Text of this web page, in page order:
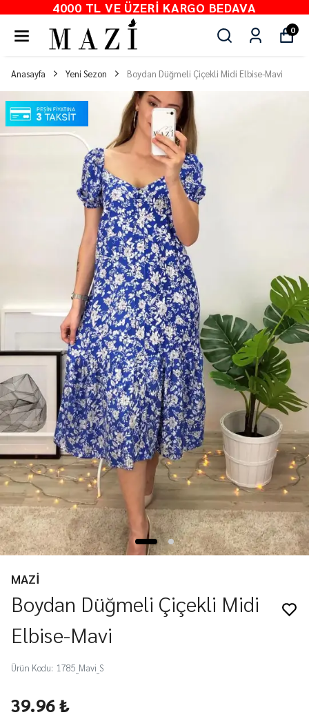
4000 TL VE ÜZERI KARGO BEDAVA
0
Anasayfa Yeni Sezon Boydan Düğmeli Çiçekli Midi Elbise-Mavi
MAZİ
Boydan Düğmeli Çiçekli Midi
Elbise-Mavi
Ürün Kodu: 1785_Mavi_S
39.96 ₺